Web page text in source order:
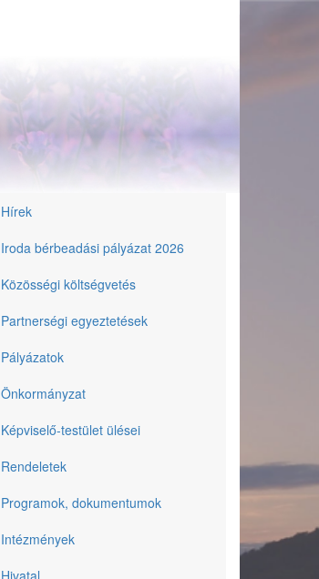
Önkormányzat
Hírek
Iroda bérbeadási pályázat 2026
Közösségi költségvetés
Partnerségi egyeztetések
Pályázatok
Önkormányzat
Képviselő-testület ülései
Rendeletek
Programok, dokumentumok
Intézmények
Hivatal